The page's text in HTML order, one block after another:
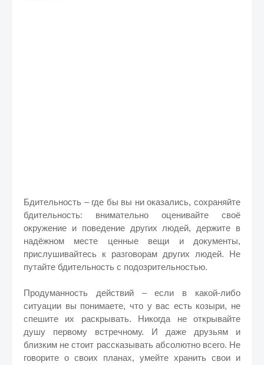
Бдительность – где бы вы ни оказались, сохраняйте
бдительность: внимательно оценивайте своё
окружение и поведение других людей, держите в
надёжном месте ценные вещи и документы,
прислушивайтесь к разговорам других людей. Не
путайте бдительность с подозрительностью.
Продуманность действий – если в какой-либо
ситуации вы понимаете, что у вас есть козыри, не
спешите их раскрывать. Никогда не открывайте
душу первому встречному. И даже друзьям и
близким не стоит рассказывать абсолютно всего. Не
говорите о своих планах, умейте хранить свои и